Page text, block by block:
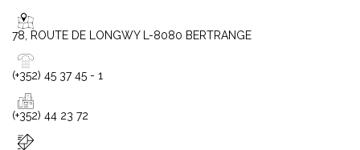
78, ROUTE DE LONGWY L-8080 BERTRANGE
(+352) 45 37 45 - 1
(+352) 44 23 72